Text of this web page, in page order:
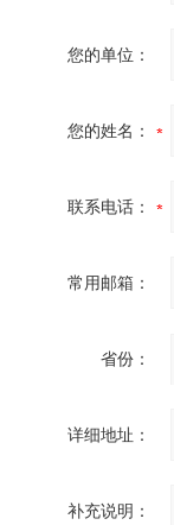
您的单位：
您的姓名：
联系电话：
常用邮箱：
省份：
详细地址：
补充说明：